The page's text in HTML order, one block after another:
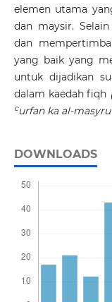
elemen utama
dan maysir.
dan
yang baik yang
untuk dijadikan
dalam kaedah fiqh
curfan ka al-
DOWNLOADS